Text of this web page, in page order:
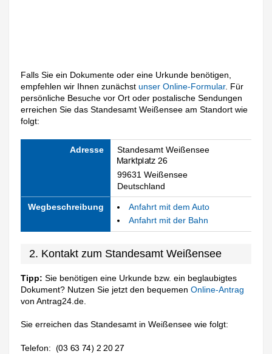
Falls Sie ein Dokumente oder eine Urkunde benötigen,
empfehlen wir Ihnen zunächstunser Online-Formular. Für
persönliche Besuche vor Ort oder postalische Sendungen
erreichen Sie das Standesamt Weißensee am Standort wie
folgt:
Adresse Standesamt Weißensee
99631 Weißensee
Deutschland
Wegbeschreibung
Anfahrt mit dem Auto
Anfahrt mit der Bahn
2. Kontakt zum Standesamt Weißensee
Tipp: Sie benötigen eine Urkunde bzw. ein beglaubigtes
Dokument? Nutzen Sie jetzt den bequemenOnline-Antrag
von Antrag24.de.
Sie erreichen das Standesamt in Weißensee wie folgt:
Telefon: